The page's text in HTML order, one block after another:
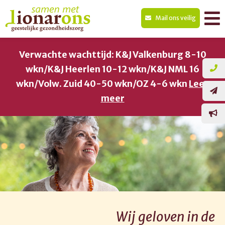
Mail ons veilig
Verwachte wachttijd: K&J Valkenburg 8-10
wkn/K&J Heerlen 10-12 wkn/K&J NML 16
wkn/Volw. Zuid 40-50 wkn/OZ 4-6 wkn Lees
meer
Wij geloven in de
Wij geloven in de
Wij geloven in de
Wij geloven in de